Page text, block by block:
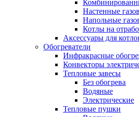
Настенные
Напольные
Котлы на
Аксессуары для
Обогреватели
Инфракрасные
Конвекторы
Тепловые завесы
Без обогрева
Водяные
Электрические
Тепловые пушки